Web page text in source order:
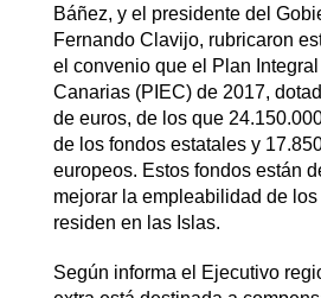
Báñez, y el presidente del
Fernando Clavijo, rubricaron
el convenio que el Plan
Canarias (PIEC) de 2017,
de euros, de los que
de los fondos estatales y
europeos. Estos fondos están
mejorar la empleabilidad de
residen en las Islas.
Según informa el Ejecutivo